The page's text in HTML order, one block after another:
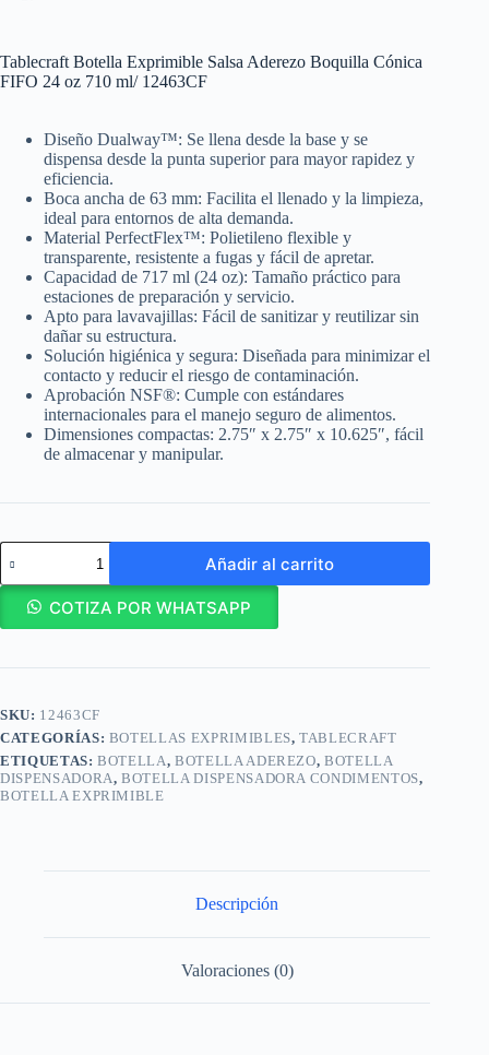
Tablecraft Botella Exprimible Salsa Aderezo Boquilla Cónica
FIFO 24 oz 710 ml/ 12463CF
Diseño Dualway™: Se llena desde la base y se
dispensa desde la punta superior para mayor rapidez y
eficiencia.
Boca ancha de 63 mm: Facilita el llenado y la limpieza,
ideal para entornos de alta demanda.
Material PerfectFlex™: Polietileno flexible y
transparente, resistente a fugas y fácil de apretar.
Capacidad de 717 ml (24 oz): Tamaño práctico para
estaciones de preparación y servicio.
Apto para lavavajillas: Fácil de sanitizar y reutilizar sin
dañar su estructura.
Solución higiénica y segura: Diseñada para minimizar el
contacto y reducir el riesgo de contaminación.
Aprobación NSF®: Cumple con estándares
internacionales para el manejo seguro de alimentos.
Dimensiones compactas: 2.75″ x 2.75″ x 10.625″, fácil
de almacenar y manipular.
Tablecraft
Botella
Exprimible
Salsa
Aderezo
oz
710
ml/
12463CF
cantidad
Añadir al carrito
COTIZA POR WHATSAPP
SKU: 12463CF
CATEGORÍAS: BOTELLAS EXPRIMIBLES,TABLECRAFT
ETIQUETAS:BOTELLA,BOTELLA ADEREZO,BOTELLA
DISPENSADORA,BOTELLA DISPENSADORA CONDIMENTOS,
BOTELLA EXPRIMIBLE
Descripción
Valoraciones (0)